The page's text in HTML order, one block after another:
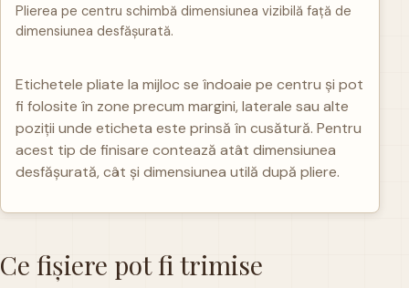
Plierea pe centru schimbă dimensiunea vizibilă față de
dimensiunea desfășurată.
Etichetele pliate la mijloc se îndoaie pe centru și pot
fi folosite în zone precum margini, laterale sau alte
poziții unde eticheta este prinsă în cusătură. Pentru
acest tip de finisare contează atât dimensiunea
desfășurată, cât și dimensiunea utilă după pliere.
Ce fișiere pot fi trimise